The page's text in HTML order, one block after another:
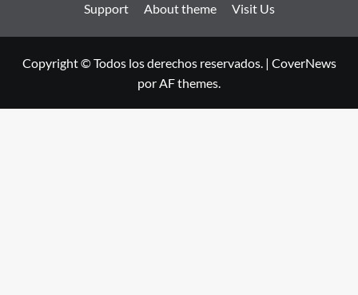
Support About theme Visit Us
Copyright © Todos los derechos reservados. | CoverNews
por AF themes.